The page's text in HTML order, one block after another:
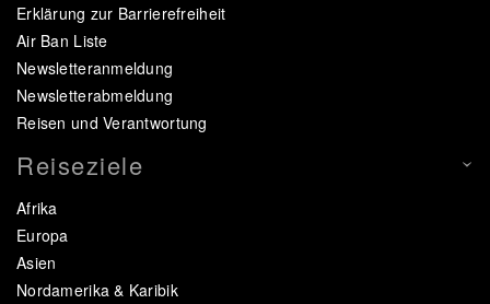
Erklärung zur Barrierefreiheit
Air Ban Liste
Newsletteranmeldung
Newsletterabmeldung
Reisen und Verantwortung
Reiseziele
Afrika
Europa
Asien
Nordamerika & Karibik